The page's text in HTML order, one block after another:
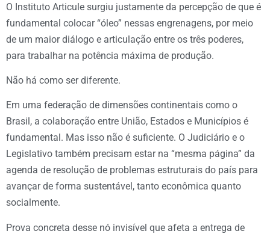
O Instituto Articule surgiu justamente da percepção de que é
fundamental colocar “óleo” nessas engrenagens, por meio
de um maior diálogo e articulação entre os três poderes,
para trabalhar na potência máxima de produção.
Não há como ser diferente.
Em uma federação de dimensões continentais como o
Brasil, a colaboração entre União, Estados e Municípios é
fundamental. Mas isso não é suficiente. O Judiciário e o
Legislativo também precisam estar na “mesma página” da
agenda de resolução de problemas estruturais do país para
avançar de forma sustentável, tanto econômica quanto
socialmente.
Prova concreta desse nó invisível que afeta a entrega de